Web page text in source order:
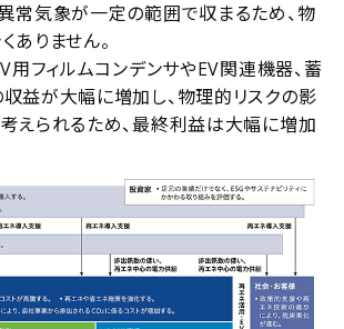
常気象が一定の範囲で収まるため、物
ありません。
用フィルムコンデンサやEV関連機器、蓄
益が大幅に増加し、物理的リスクの影
えられるため、最終利益は大幅に増加